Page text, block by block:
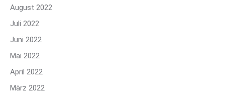
August 2022
Juli 2022
Juni 2022
Mai 2022
April 2022
März 2022